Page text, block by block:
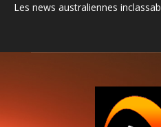
Les news australiennes